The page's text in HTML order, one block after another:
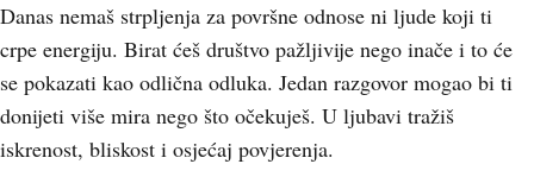
Danas nemaš strpljenja za površne odnose ni ljude koji ti
crpe energiju. Birat ćeš društvo pažljivije nego inače i to će
se pokazati kao odlična odluka. Jedan razgovor mogao bi ti
donijeti više mira nego što očekuješ. U ljubavi tražiš
iskrenost, bliskost i osjećaj povjerenja.